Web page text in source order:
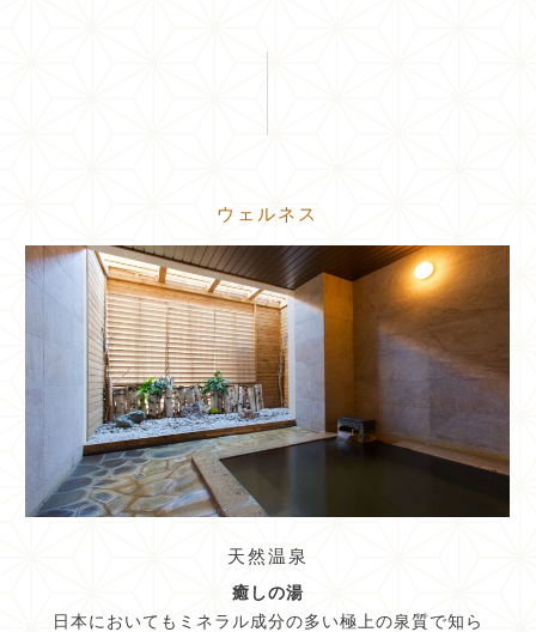
ウェルネス
天然温泉
癒しの湯
日本においてもミネラル成分の多い極上の泉質で知ら